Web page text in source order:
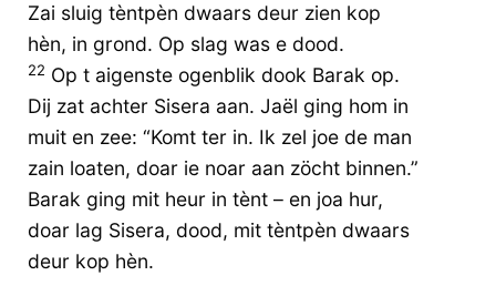
Zai sluig tèntpèn dwaars deur zien kop
hèn, in grond. Op slag was e dood.
22 Op t aigenste ogenblik dook Barak op.
Dij zat achter Sisera aan. Jaël ging hom in
muit en zee: “Komt ter in. Ik zel joe de man
zain loaten, doar ie noar aan zöcht binnen.”
Barak ging mit heur in tènt – en joa hur,
doar lag Sisera, dood, mit tèntpèn dwaars
deur kop hèn.